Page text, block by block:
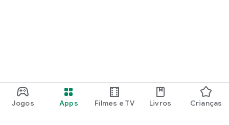
Jogos Apps Filmes e TV Livros Crianças